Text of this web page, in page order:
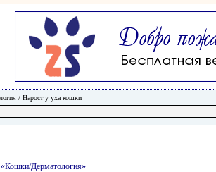
/ Нарост у уха кошки
«Кошки/Дерматология»